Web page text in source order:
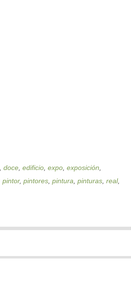
doce edificio expo exposición
pintor, pintores pintura pinturas real,